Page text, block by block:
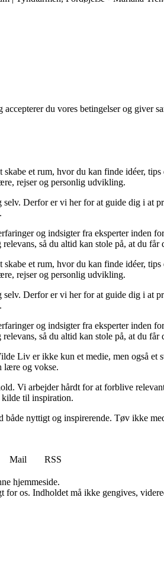
du vores betingelser og giver
et rum, hvor du kan finde idéer,
rejser og personlig udvikling.
Derfor er vi her for at guide dig i at
og indsigter fra eksperter inden
så du altid kan stole på, at du får
et rum, hvor du kan finde idéer,
rejser og personlig udvikling.
Derfor er vi her for at guide dig i at
og indsigter fra eksperter inden
så du altid kan stole på, at du får
Liv er ikke kun et medie, men også et
lære og vokse.
Vi arbejder hårdt for at forblive
til inspiration.
nyttigt og inspirerende. Tøv ikke
Mail
RSS
hjemmeside.
os. Indholdet må ikke gengives,